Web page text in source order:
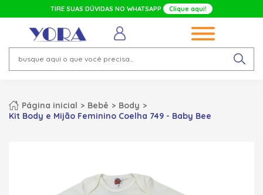
TIRE SUAS DÚVIDAS NO WHATSAPP Clique aqui!
Página inicial Bebê
Body
Kit Body e Mijão Feminino Coelha 749 - Baby Bee